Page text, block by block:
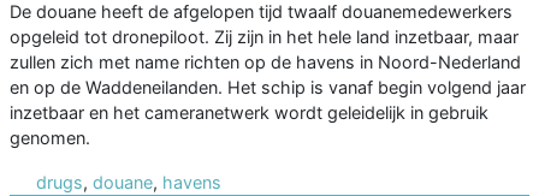
De douane heeft de afgelopen tijd twaalf douanemedewerkers
opgeleid tot dronepiloot. Zij zijn in het hele land inzetbaar, maar
zullen zich met name richten op de havens in Noord-Nederland
en op de Waddeneilanden. Het schip is vanaf begin volgend jaar
inzetbaar en het cameranetwerk wordt geleidelijk in gebruik
genomen.
drugs, douane, havens